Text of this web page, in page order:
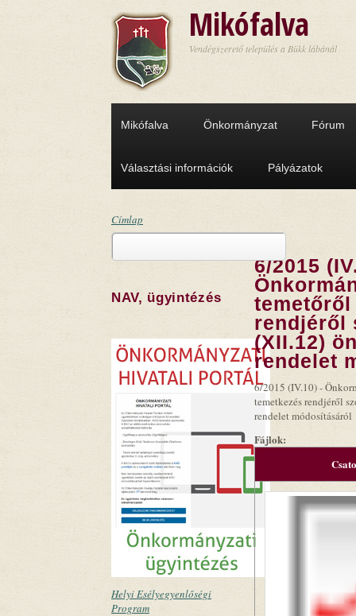
Mikófalva
Vendégszerető település a Bükk lábánál
Mikófalva Önkormányzat Fórum
Választási információk Pályázatok
Címlap
Keresés
NAV, ügyintézés
Helyi Esélyegyenlőségi
Program
6/2015
temetőről
rendjéről
(XII.12)
rendelet
6/2015 (IV.10) -
temetkezés rendjéről
rendelet módosításáról
Fájlok: